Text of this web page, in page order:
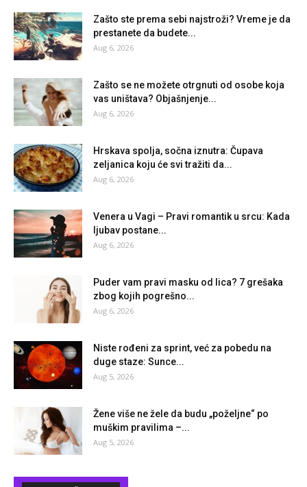
Zašto ste prema sebi najstroži? Vreme je da
prestanete da budete...
Aug 6, 2026
Zašto se ne možete otrgnuti od osobe koja
vas uništava? Objašnjenje...
Aug 6, 2026
Hrskava spolja, sočna iznutra: Čupava
zeljanica koju će svi tražiti da...
Aug 6, 2026
Venera u Vagi – Pravi romantik u srcu: Kada
ljubav postane...
Aug 6, 2026
Puder vam pravi masku od lica? 7 grešaka
zbog kojih pogrešno...
Aug 6, 2026
Niste rođeni za sprint, već za pobedu na
duge staze: Sunce...
Aug 5, 2026
Žene više ne žele da budu „poželjne“ po
muškim pravilima –...
Aug 5, 2026